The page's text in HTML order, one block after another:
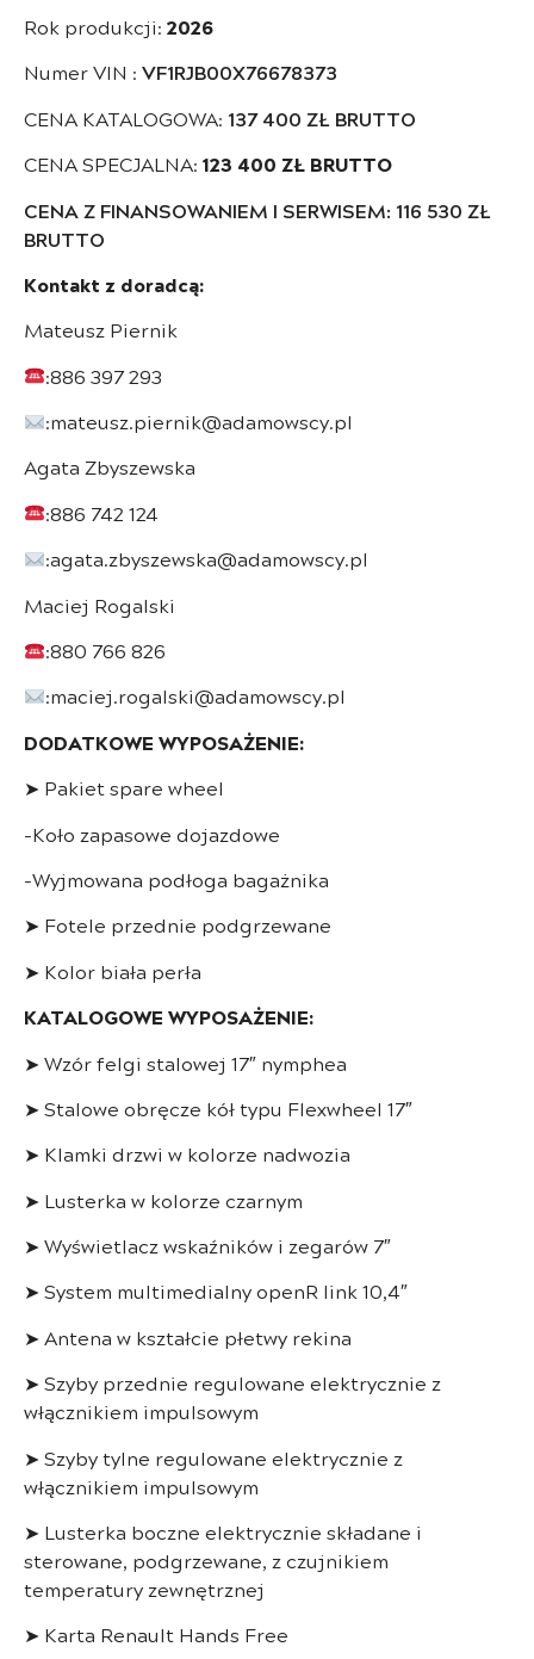
Rok produkcji: 2026
Numer VIN : VF1RJB00X76678373
CENA KATALOGOWA: 137 400 ZŁ BRUTTO
CENA SPECJALNA: 123 400 ZŁ BRUTTO
CENA Z FINANSOWANIEM I SERWISEM: 116 530 ZŁ
BRUTTO
Kontakt z doradcą:
Mateusz Piernik
:886 397 293
:mateusz.piernik@adamowscy.pl
Agata Zbyszewska
:886 742 124
:agata.zbyszewska@adamowscy.pl
Maciej Rogalski
:880 766 826
:maciej.rogalski@adamowscy.pl
DODATKOWE WYPOSAŻENIE:
➤ Pakiet spare wheel
-Koło zapasowe dojazdowe
-Wyjmowana podłoga bagażnika
➤ Fotele przednie podgrzewane
➤ Kolor biała perła
KATALOGOWE WYPOSAŻENIE:
➤ Wzór felgi stalowej 17″ nymphea
➤ Stalowe obręcze kół typu Flexwheel 17″
➤ Klamki drzwi w kolorze nadwozia
➤ Lusterka w kolorze czarnym
➤ Wyświetlacz wskaźników i zegarów 7″
➤ System multimedialny openR link 10,4″
➤ Antena w kształcie płetwy rekina
➤ Szyby przednie regulowane elektrycznie z
włącznikiem impulsowym
➤ Szyby tylne regulowane elektrycznie z
włącznikiem impulsowym
➤ Lusterka boczne elektrycznie składane i
sterowane, podgrzewane, z czujnikiem
temperatury zewnętrznej
➤ Karta Renault Hands Free